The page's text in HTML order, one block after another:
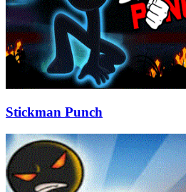
Stickman Punch